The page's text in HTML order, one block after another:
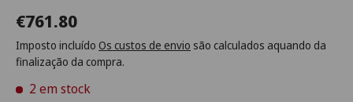
€761.80
Imposto incluído Os custos de envio são calculados aquando da
finalização da compra.
2 em stock